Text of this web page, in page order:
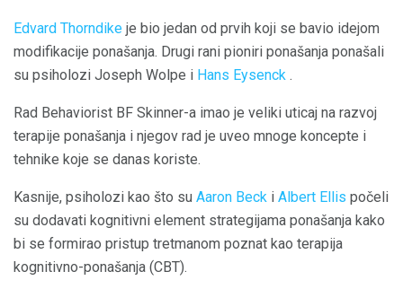
Edvard Thorndike je bio jedan od prvih koji se bavio idejom
modifikacije ponašanja. Drugi rani pioniri ponašanja ponašali
su psiholozi Joseph Wolpe i Hans Eysenck .
Rad Behaviorist BF Skinner-a imao je veliki uticaj na razvoj
terapije ponašanja i njegov rad je uveo mnoge koncepte i
tehnike koje se danas koriste.
Kasnije, psiholozi kao što su Aaron Beck i Albert Ellis počeli
su dodavati kognitivni element strategijama ponašanja kako
bi se formirao pristup tretmanom poznat kao terapija
kognitivno-ponašanja (CBT).